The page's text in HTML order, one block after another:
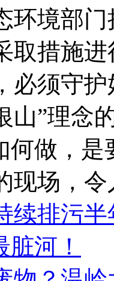
环境部
取措施
必须守
山”理念
何做，
现场，
续排污
河！